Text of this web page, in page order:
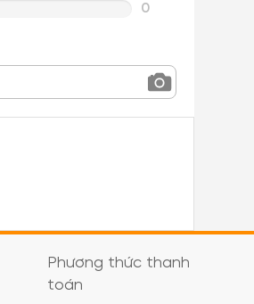
0
Phương thức thanh
toán